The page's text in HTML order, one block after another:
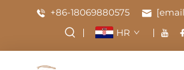
+86-18069880575
HR